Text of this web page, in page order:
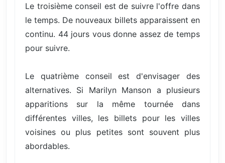
Le troisième conseil est de suivre l'offre dans
le temps. De nouveaux billets apparaissent en
continu. 44 jours vous donne assez de temps
pour suivre.
Le quatrième conseil est d'envisager des
alternatives. Si Marilyn Manson a plusieurs
apparitions sur la même tournée dans
différentes villes, les billets pour les villes
voisines ou plus petites sont souvent plus
abordables.